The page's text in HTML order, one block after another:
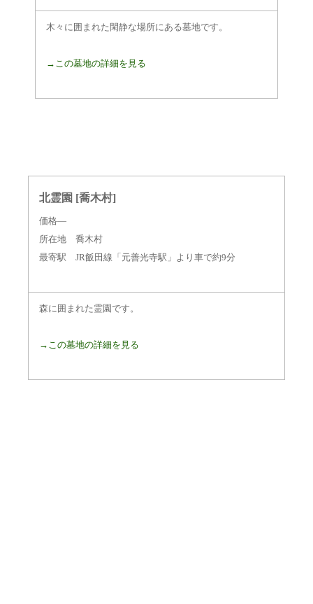
木々に囲まれた閑静な場所にある墓地です。
→この墓地の詳細を見る
北霊園 [喬木村]
価格―
所在地 喬木村
最寄駅 JR飯田線「元善光寺駅」より車で約9分
森に囲まれた霊園です。
→この墓地の詳細を見る